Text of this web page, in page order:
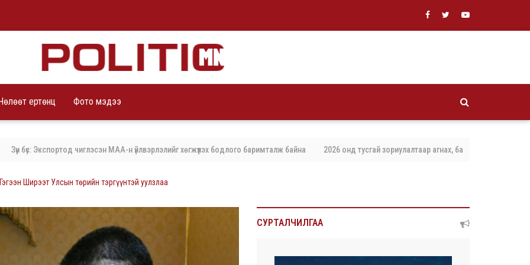
ертөнц Фото мэдээ
Экспортод чиглэсэн МАА-н үйлвэрлэлийг хөгжүүлэх бодлого баримталж байна 2026 онд тусгай зориулалтаар агнах, барих амьтны тоо хэмжээг
Ширээт Улсын төрийн тэргүүнтэй уулзлаа
СУРТАЛЧИЛГАА